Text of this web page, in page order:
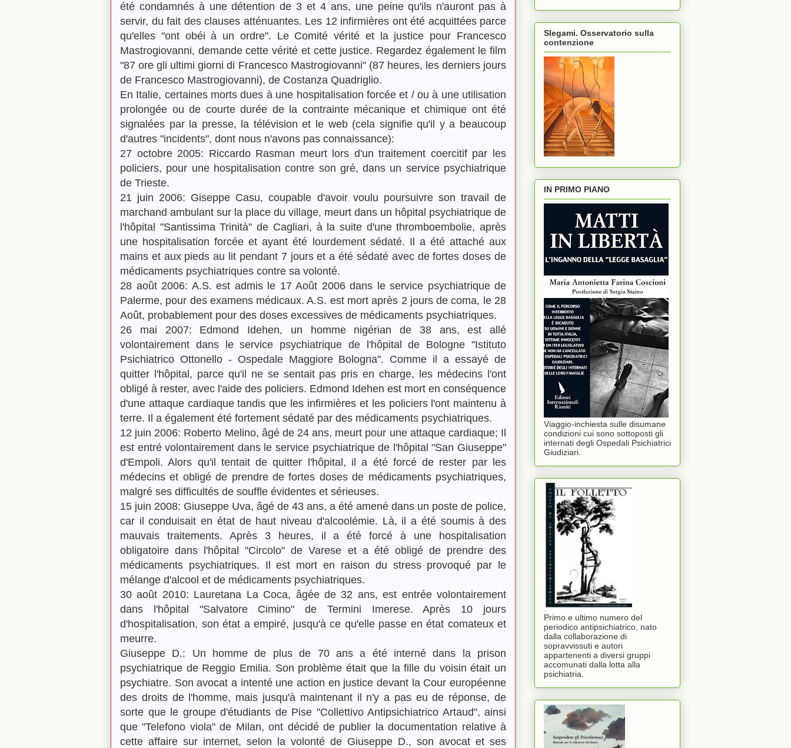
été condamnés à une détention de 3 et 4 ans, une peine qu'ils n'auront pas à
servir, du fait des clauses atténuantes. Les 12 infirmières ont été acquittées parce
qu'elles "ont obéi à un ordre". Le Comité vérité et la justice pour Francesco
Mastrogiovanni, demande cette vérité et cette justice. Regardez également le film
"87 ore gli ultimi giorni di Francesco Mastrogiovanni" (87 heures, les derniers jours
de Francesco Mastrogiovanni), de Costanza Quadriglio.
En Italie, certaines morts dues à une hospitalisation forcée et / ou à une utilisation
prolongée ou de courte durée de la contrainte mécanique et chimique ont été
signalées par la presse, la télévision et le web (cela signifie qu'il y a beaucoup
d'autres "incidents", dont nous n'avons pas connaissance):
27 octobre 2005: Riccardo Rasman meurt lors d'un traitement coercitif par les
policiers, pour une hospitalisation contre son gré, dans un service psychiatrique
de Trieste.
21 juin 2006: Giseppe Casu, coupable d'avoir voulu poursuivre son travail de
marchand ambulant sur la place du village, meurt dans un hôpital psychiatrique de
l'hôpital "Santissima Trinità" de Cagliari, à la suite d'une thromboembolie, après
une hospitalisation forcée et ayant été lourdement sédaté. Il a été attaché aux
mains et aux pieds au lit pendant 7 jours et a été sédaté avec de fortes doses de
médicaments psychiatriques contre sa volonté.
28 août 2006: A.S. est admis le 17 Août 2006 dans le service psychiatrique de
Palerme, pour des examens médicaux. A.S. est mort après 2 jours de coma, le 28
Août, probablement pour des doses excessives de médicaments psychiatriques.
26 mai 2007: Edmond Idehen, un homme nigérian de 38 ans, est allé
volontairement dans le service psychiatrique de l'hôpital de Bologne "Istituto
Psichiatrico Ottonello - Ospedale Maggiore Bologna". Comme il a essayé de
quitter l'hôpital, parce qu'il ne se sentait pas pris en charge, les médecins l'ont
obligé à rester, avec l'aide des policiers. Edmond Idehen est mort en conséquence
d'une attaque cardiaque tandis que les infirmières et les policiers l'ont maintenu à
terre. Il a également été fortement sédaté par des médicaments psychiatriques.
12 juin 2006: Roberto Melino, âgé de 24 ans, meurt pour une attaque cardiaque; Il
est entré volontairement dans le service psychiatrique de l'hôpital "San Giuseppe"
d'Empoli. Alors qu'il tentait de quitter l'hôpital, il a été forcé de rester par les
médecins et obligé de prendre de fortes doses de médicaments psychiatriques,
malgré ses difficultés de souffle évidentes et sérieuses.
15 juin 2008: Giuseppe Uva, âgé de 43 ans, a été amené dans un poste de police,
car il conduisait en état de haut niveau d'alcoolémie. Là, il a été soumis à des
mauvais traitements. Après 3 heures, il a été forcé à une hospitalisation
obligatoire dans l'hôpital "Circolo" de Varese et a été obligé de prendre des
médicaments psychiatriques. Il est mort en raison du stress provoqué par le
mélange d'alcool et de médicaments psychiatriques.
30 août 2010: Lauretana La Coca, âgée de 32 ans, est entrée volontairement
dans l'hôpital "Salvatore Cimino" de Termini Imerese. Après 10 jours
d'hospitalisation, son état a empiré, jusqu'à ce qu'elle passe en état comateux et
meurre.
Giuseppe D.: Un homme de plus de 70 ans a été interné dans la prison
psychiatrique de Reggio Emilia. Son problème était que la fille du voisin était un
psychiatre. Son avocat a intenté une action en justice devant la Cour européenne
des droits de l'homme, mais jusqu'à maintenant il n'y a pas eu de réponse, de
sorte que le groupe d'étudiants de Pise "Collettivo Antipsichiatrico Artaud", ainsi
que "Telefono viola" de Milan, ont décidé de publier la documentation relative à
cette affaire sur internet, selon la volonté de Giuseppe D., son avocat et ses
Slegami. Osservatorio sulla
contenzione
IN PRIMO PIANO
Viaggio-inchiesta sulle disumane
condizioni cui sono sottoposti gli
internati degli Ospedali Psichiatrici
Giudiziari.
Primo e ultimo numero del
periodico antipsichiatrico, nato
dalla collaborazione di
sopravvissuti e autori
appartenenti a diversi gruppi
accomunati dalla lotta alla
psichiatria.